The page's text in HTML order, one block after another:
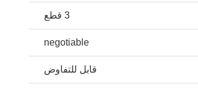
3 قطع
negotiable
قابل للتفاوض